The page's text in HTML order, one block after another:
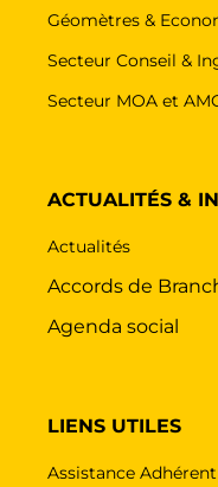
Géomètres &
Secteur Conseil &
Secteur MOA et
ACTUALITÉS &
Actualités
Accords de
Agenda social
LIENS UTILES
Assistance Adhérent